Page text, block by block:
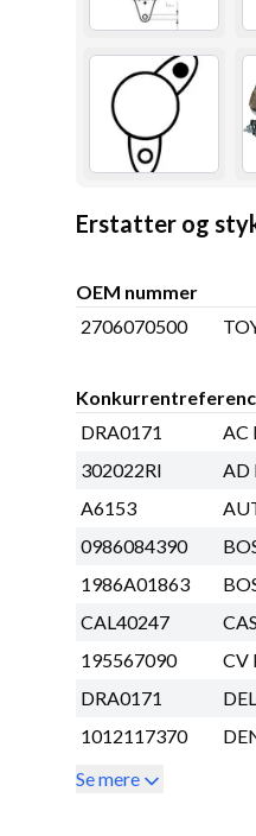
Erstatter og
OEM nummer
2706070500
DRA0171
AC
302022RI
AD
A6153
0986084390
1986A01863
CAL40247
195567090
CV
DRA0171
1012117370
Se mere